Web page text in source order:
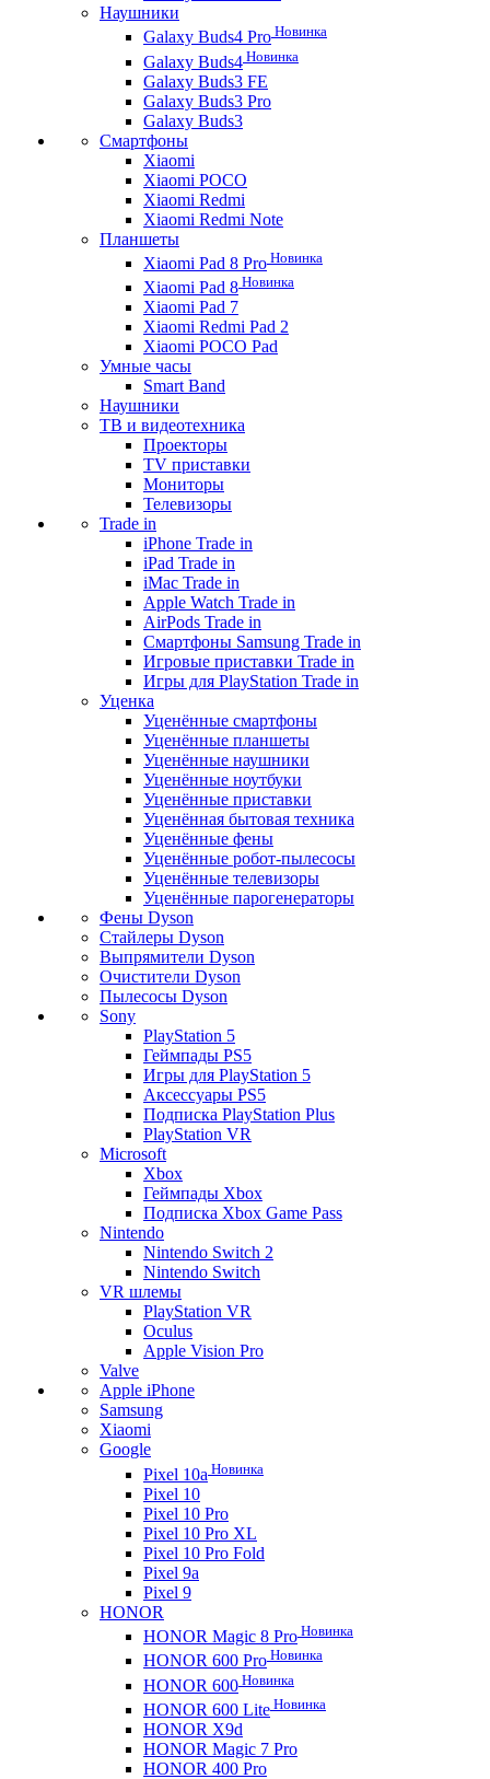
Наушники
Galaxy Buds4 Pro Новинка
Galaxy Buds4 Новинка
Galaxy Buds3 FE
Galaxy Buds3 Pro
Galaxy Buds3
Смартфоны
Xiaomi
Xiaomi POCO
Xiaomi Redmi
Xiaomi Redmi Note
Планшеты
Xiaomi Pad 8 Pro Новинка
Xiaomi Pad 8 Новинка
Xiaomi Pad 7
Xiaomi Redmi Pad 2
Xiaomi POCO Pad
Умные часы
Smart Band
Наушники
ТВ и видеотехника
Проекторы
TV приставки
Мониторы
Телевизоры
Trade in
iPhone Trade in
iPad Trade in
iMac Trade in
Apple Watch Trade in
AirPods Trade in
Смартфоны Samsung Trade in
Игровые приставки Trade in
Игры для PlayStation Trade in
Уценка
Уценённые смартфоны
Уценённые планшеты
Уценённые наушники
Уценённые ноутбуки
Уценённые приставки
Уценённая бытовая техника
Уценённые фены
Уценённые робот-пылесосы
Уценённые телевизоры
Уценённые парогенераторы
Фены Dyson
Стайлеры Dyson
Выпрямители Dyson
Очистители Dyson
Пылесосы Dyson
Sony
PlayStation 5
Геймпады PS5
Игры для PlayStation 5
Аксессуары PS5
Подписка PlayStation Plus
PlayStation VR
Microsoft
Xbox
Геймпады Xbox
Подписка Xbox Game Pass
Nintendo
Nintendo Switch 2
Nintendo Switch
VR шлемы
PlayStation VR
Oculus
Apple Vision Pro
Valve
Apple iPhone
Samsung
Xiaomi
Google
Pixel 10a Новинка
Pixel 10
Pixel 10 Pro
Pixel 10 Pro XL
Pixel 10 Pro Fold
Pixel 9a
Pixel 9
HONOR
HONOR Magic 8 Pro Новинка
HONOR 600 Pro Новинка
HONOR 600 Новинка
HONOR 600 Lite Новинка
HONOR X9d
HONOR Magic 7 Pro
HONOR 400 Pro